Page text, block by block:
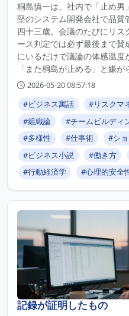
桐島慎一は、社内で「止め
堅のシステム開発会社で品質
四十三歳。会議のたびにリス
ース判定では必ず最後まで
にいるだけで議論の体感温
「また桐島が止める」と嫌が
2026-05-20 08:57:18
#ビジネス寓話
#リスクマ
#組織論
#チームビルディ
#多様性
#仕事術
#シ
#ビジネス小説
#働き方
#行動経済学
#心理的安全
記録が証明したもの